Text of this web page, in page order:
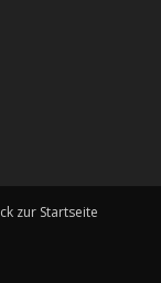
zur Startseite